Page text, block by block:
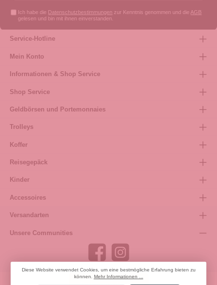
Ich habe die Datenschutzbestimmungen zur Kenntnis genommen und die AGB
gelesen und bin mit ihnen einverstanden.
Service-Hotline
Mein Konto
Informationen & Shop Service
Shop Service
Geldbörsen und Portemonnaies
Trolleys
Koffer
Reisegepäck
Kinder
Accessoires
Versandarten
Unsere Communities
Bestellung widerrufen
Diese Website verwendet Cookies, um eine bestmögliche Erfahrung bieten zu
können. Mehr Informationen ...